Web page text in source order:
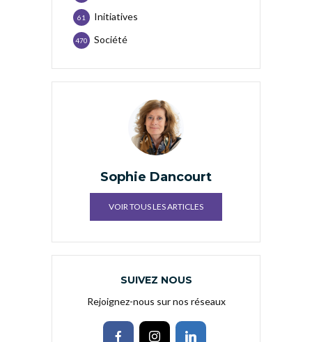
Initiatives
61
Société
470
Sophie Dancourt
VOIR TOUS LES ARTICLES
SUIVEZ NOUS
Rejoignez-nous sur nos réseaux